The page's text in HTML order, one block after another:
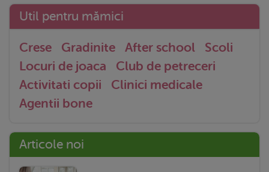
Util pentru mămici
Crese Gradinite After school
Scoli
Locuri de joaca
Club de petreceri
Activitati copii
Clinici medicale
Agentii bone
Articole noi